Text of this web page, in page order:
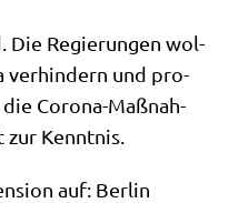
Die Regie­run­gen wol­
ver­hin­dern und pro­
Coro­na-Maß­nah­
zur Kenntnis.
auf: Ber­lin